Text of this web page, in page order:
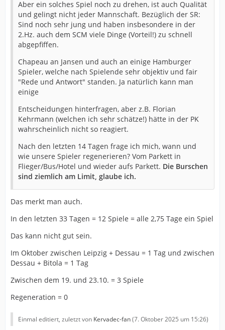
Aber ein solches Spiel noch zu drehen, ist auch Qualität
und gelingt nicht jeder Mannschaft. Bezüglich der SR:
Sind noch sehr jung und haben insbesondere in der
2.Hz. auch dem SCM viele Dinge (Vorteil!) zu schnell
abgepfiffen.
Chapeau an Jansen und auch an einige Hamburger
Spieler, welche nach Spielende sehr objektiv und fair
"Rede und Antwort" standen. Ja natürlich kann man
einige
Entscheidungen hinterfragen, aber z.B. Florian
Kehrmann (welchen ich sehr schätze!) hätte in der PK
wahrscheinlich nicht so reagiert.
Nach den letzten 14 Tagen frage ich mich, wann und
wie unsere Spieler regenerieren? Vom Parkett in
Flieger/Bus/Hotel und wieder aufs Parkett. Die Burschen
sind ziemlich am Limit, glaube ich.
Das merkt man auch.
In den letzten 33 Tagen = 12 Spiele = alle 2,75 Tage ein Spiel
Das kann nicht gut sein.
Im Oktober zwischen Leipzig + Dessau = 1 Tag und zwischen
Dessau + Bitola = 1 Tag
Zwischen dem 19. und 23.10. = 3 Spiele
Regeneration = 0
Einmal editiert, zuletzt von Kervadec-fan(7. Oktober 2025 um 15:26)